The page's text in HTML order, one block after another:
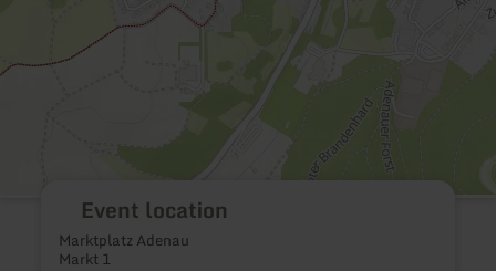
Event location
Marktplatz Adenau
Markt 1